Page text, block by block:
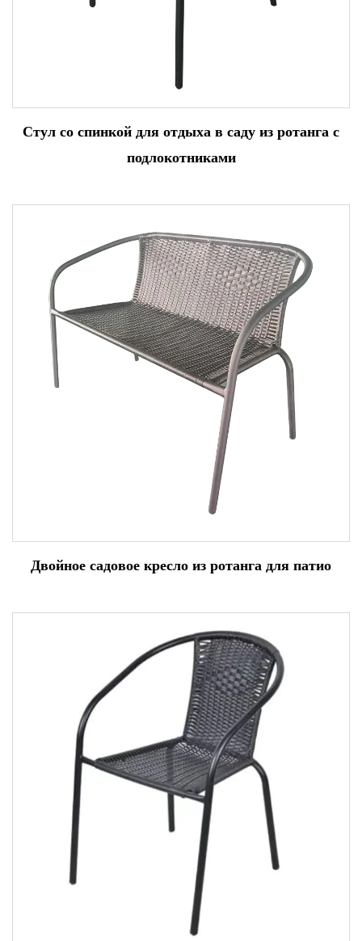
Стул со спинкой для отдыха в саду из ротанга с
подлокотниками
Двойное садовое кресло из ротанга для патио